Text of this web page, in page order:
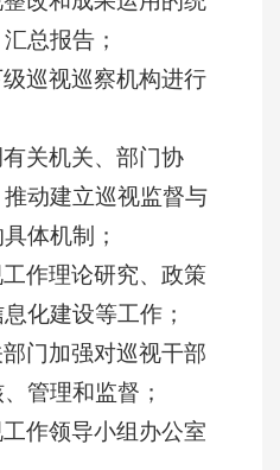
总报告；
级巡视巡察机构进行
有关机关、部门协
动建立巡视监督与
体机制；
工作理论研究、政策
化建设等工作；
部门加强对巡视干部
管理和监督；
工作领导小组办公室